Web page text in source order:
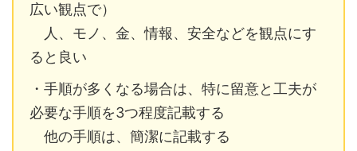
広い観点で）
人、モノ、金、情報、安全などを観点にす
ると良い
・手順が多くなる場合は、特に留意と工夫が
必要な手順を3つ程度記載する
他の手順は、簡潔に記載する